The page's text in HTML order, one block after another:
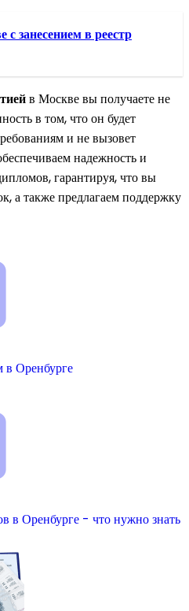
занесением в реестр
в Москве вы получаете не
в том, что он будет
и не вызовет
надежность и
гарантируя, что вы
а также предлагаем поддержку
в Оренбурге
в Оренбурге - что нужно знать